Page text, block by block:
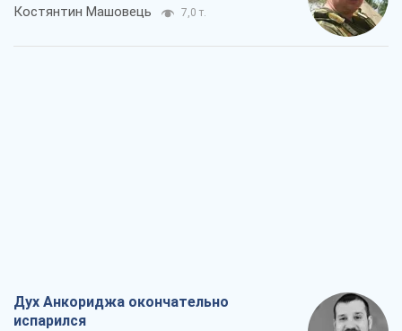
Костянтин Машовець 7,0 т.
Дух Анкориджа окончательно
испарился